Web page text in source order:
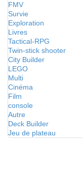
FMV
Survie
Exploration
Livres
Tactical-RPG
Twin-stick shooter
City Builder
LEGO
Multi
Cinéma
Film
console
Autre
Deck Builder
Jeu de plateau